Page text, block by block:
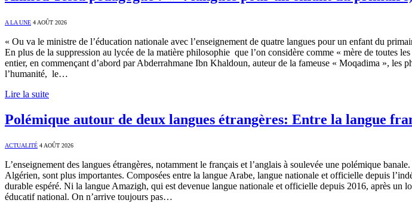
A LA UNE 4 AOÛT 2026
« Ou va le ministre de l’éducation nationale avec l’enseignement de quatre langues pour un enfant du
En plus de la suppression au lycée de la matière philosophie que l’on considère comme « mère de toutes
entier, en commençant d’abord par Abderrahmane Ibn Khaldoun, auteur de la fameuse « Moqadima »,
l’humanité, le…
Lire la suite
Polémique autour de deux langues étrangères: Entre la langue
ACTUALITÉ 4 AOÛT 2026
L’enseignement des langues étrangères, notamment le français et l’anglais à soulevée une polémique
Algérien, sont plus importantes. Composées entre la langue Arabe, langue nationale et officielle depuis
durable espéré. Ni la langue Amazigh, qui est devenue langue nationale et officielle depuis 2016, après
éducatif national. On n’arrive toujours pas…